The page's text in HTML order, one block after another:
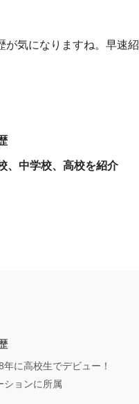
が気になりますね。早速紹
、中学校、高校を紹介
に高校生でデビュー！
ションに所属